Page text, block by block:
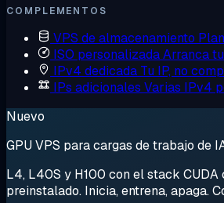
COMPLEMENTOS
VPS de almacenamiento
ISO personalizadaArranca
IPv4 dedicada Tu IP, no
IPs adicionales Varias IPv4
Nuevo
GPU VPS para cargas de trabajo de
L4, L40S y H100 con el stack CUDA
preinstalado. Inicia, entrena, apaga.